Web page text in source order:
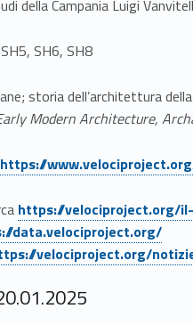
della Campania Luigi
SH5, SH6, SH8
storia dell’architettura
Modern Architecture,
Link identifier #identifier__155296-3https://
Link identifier #identifier__66717-4https://velociproject.org/
data.velociproject.org/
velociproject.org/